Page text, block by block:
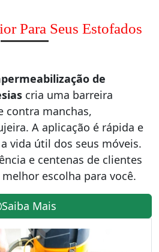
Para Seus Estofados
de
cria uma barreira
contra manchas,
A aplicação é rápida e
vida útil dos seus móveis.
e centenas de clientes
escolha para você.
Saiba Mais